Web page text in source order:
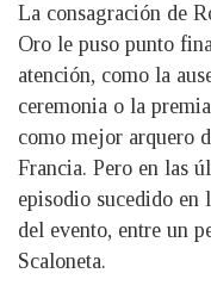
La consagración de
Oro le puso punto
atención, como la
ceremonia o la
como mejor arquero
Francia. Pero en las
episodio sucedido
del evento, entre un
Scaloneta.